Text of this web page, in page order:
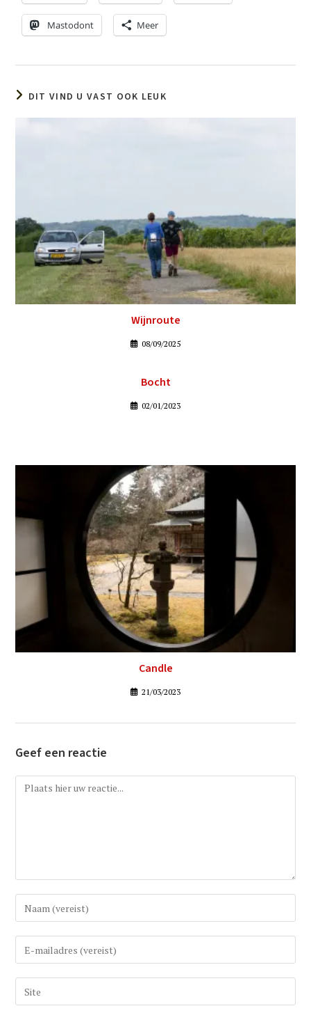
Mastodont Meer
DIT VIND U VAST OOK LEUK
Wijnroute
08/09/2025
Bocht
02/01/2023
Candle
21/03/2023
Geef een reactie
Reactie
Vul
uw
(gebruikers)naam
om
Vul
uw
e-
mail
Vul
uw